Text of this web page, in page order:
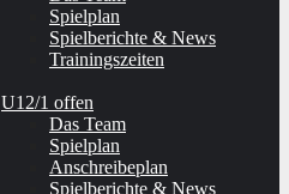
Spielplan
Spielberichte & News
Trainingszeiten
U12/1 offen
Das Team
Spielplan
Anschreibeplan
Spielberichte & News